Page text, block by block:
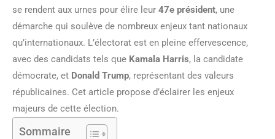
se rendent aux urnes pour élire leur 47e président, une
démarche qui soulève de nombreux enjeux tant nationaux
qu’internationaux. L’électorat est en pleine effervescence,
avec des candidats tels que Kamala Harris, la candidate
démocrate, et Donald Trump, représentant des valeurs
républicaines. Cet article propose d’éclairer les enjeux
majeurs de cette élection.
Sommaire